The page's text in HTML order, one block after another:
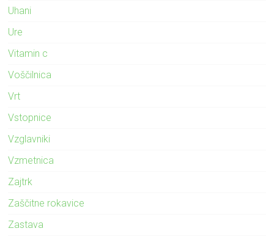
Uhani
Ure
Vitamin c
Voščilnica
Vrt
Vstopnice
Vzglavniki
Vzmetnica
Zajtrk
Zaščitne rokavice
Zastava